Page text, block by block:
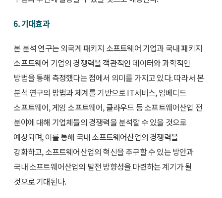
6. 기대효과
본 분석 연구는 외국계 패키지 소프트웨어 기업과 국내 패키지
소프트웨어 기업의 경쟁력을 객관적인 데이터와 과학적인
방법을 통해 측정했다는 점에서 의미를 가지고 있다. 따라서 본
분석 연구의 방법과 체계를 기반으로 IT서비스, 임베디드
소프트웨어, 게임 소프트웨어, 클라우드 등 소프트웨어산업 전
분야에 대해 기업체들의 경쟁력을 분석할 수 있을 것으로
예상되며, 이를 통해 국내 소프트웨어산업의 경쟁력을
강화하고, 소프트웨어산업의 혁신을 추구할 수 있는 방안과
국내 소프트웨어산업의 발전 방향성을 마련하는 계기가 될
것으로 기대된다.